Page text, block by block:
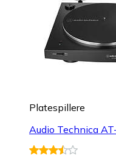
Platespillere
Audio Technica